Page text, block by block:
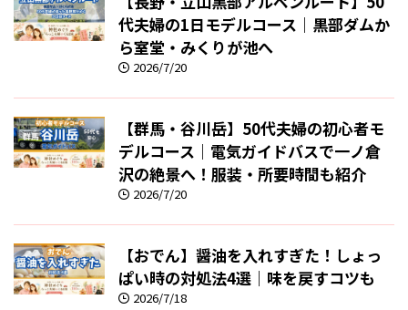
代夫婦の1日モデルコース｜黒部ダムか
ら室堂・みくりが池へ
2026/7/20
【群馬・谷川岳】50代夫婦の初心者モ
デルコース｜電気ガイドバスで一ノ倉
沢の絶景へ！服装・所要時間も紹介
2026/7/20
【おでん】醤油を入れすぎた！しょっ
ぱい時の対処法4選｜味を戻すコツも
2026/7/18